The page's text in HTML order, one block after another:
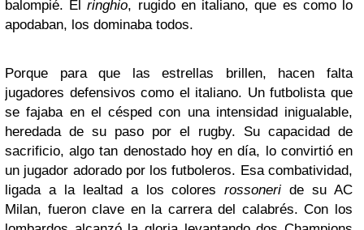
balompié. Elringhio, rugido en italiano, que es como lo
apodaban, los dominaba todos.
Porque para que las estrellas brillen, hacen falta
jugadores defensivos como el italiano. Un futbolista que
se fajaba en el césped con una intensidad inigualable,
heredada de su paso por el rugby. Su capacidad de
sacrificio, algo tan denostado hoy en día, lo convirtió en
un jugador adorado por los futboleros. Esa combatividad,
ligada a la lealtad a los coloresrossoneri de su AC
Milan, fueron clave en la carrera del calabrés. Con los